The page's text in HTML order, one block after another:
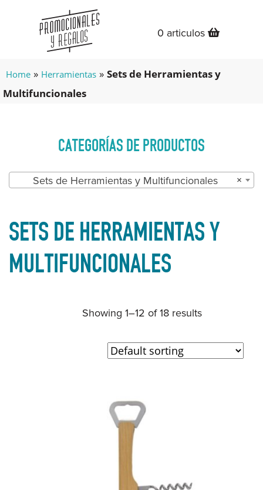
0 articulos
Home » Herramientas » Sets de Herramientas y
Multifuncionales
CATEGORÍAS DE PRODUCTOS
×
Sets de Herramientas y Multifuncionales
SETS DE HERRAMIENTAS Y
MULTIFUNCIONALES
Showing 1–12 of 18 results